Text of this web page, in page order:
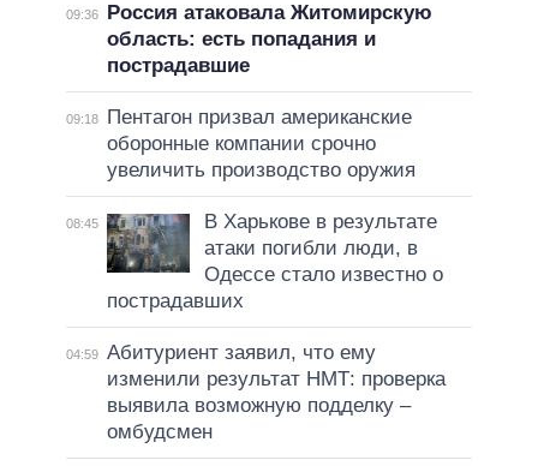
09:36
Россия атаковала Житомирскую
область: есть попадания и
пострадавшие
09:18
Пентагон призвал американские
оборонные компании срочно
увеличить производство оружия
08:45
В Харькове в результате
атаки погибли люди, в
Одессе стало известно о
пострадавших
04:59 Абитуриент заявил, что ему
изменили результат НМТ: проверка
выявила возможную подделку –
омбудсмен